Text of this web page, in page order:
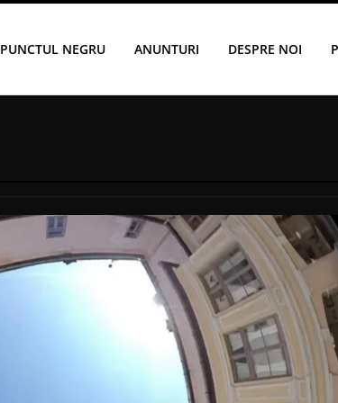
PUNCTUL NEGRU ANUNTURI DESPRE NOI